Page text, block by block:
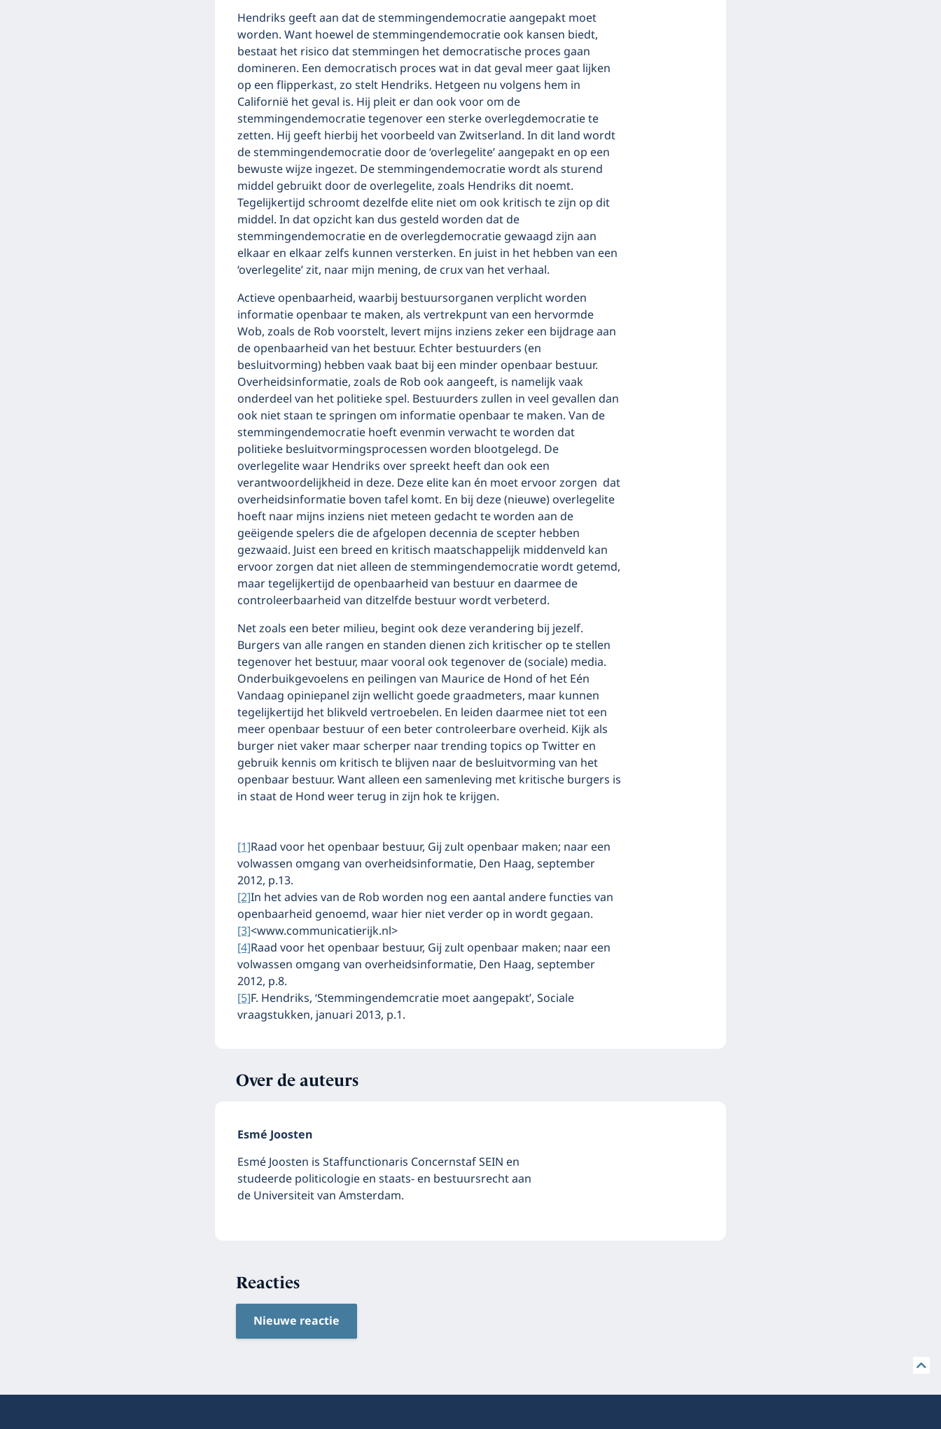
Hendriks geeft aan dat de stemmingendemocratie aangepakt moet
worden. Want hoewel de stemmingendemocratie ook kansen biedt,
bestaat het risico dat stemmingen het democratische proces gaan
domineren. Een democratisch proces wat in dat geval meer gaat lijken
op een flipperkast, zo stelt Hendriks. Hetgeen nu volgens hem in
Californië het geval is. Hij pleit er dan ook voor om de
stemmingendemocratie tegenover een sterke overlegdemocratie te
zetten. Hij geeft hierbij het voorbeeld van Zwitserland. In dit land wordt
de stemmingendemocratie door de ‘overlegelite’ aangepakt en op een
bewuste wijze ingezet. De stemmingendemocratie wordt als sturend
middel gebruikt door de overlegelite, zoals Hendriks dit noemt.
Tegelijkertijd schroomt dezelfde elite niet om ook kritisch te zijn op dit
middel. In dat opzicht kan dus gesteld worden dat de
stemmingendemocratie en de overlegdemocratie gewaagd zijn aan
elkaar en elkaar zelfs kunnen versterken. En juist in het hebben van een
‘overlegelite’ zit, naar mijn mening, de crux van het verhaal.
Actieve openbaarheid, waarbij bestuursorganen verplicht worden
informatie openbaar te maken, als vertrekpunt van een hervormde
Wob, zoals de Rob voorstelt, levert mijns inziens zeker een bijdrage aan
de openbaarheid van het bestuur. Echter bestuurders (en
besluitvorming) hebben vaak baat bij een minder openbaar bestuur.
Overheidsinformatie, zoals de Rob ook aangeeft, is namelijk vaak
onderdeel van het politieke spel. Bestuurders zullen in veel gevallen dan
ook niet staan te springen om informatie openbaar te maken. Van de
stemmingendemocratie hoeft evenmin verwacht te worden dat
politieke besluitvormingsprocessen worden blootgelegd. De
overlegelite waar Hendriks over spreekt heeft dan ook een
verantwoordelijkheid in deze. Deze elite kan én moet ervoor zorgen dat
overheidsinformatie boven tafel komt. En bij deze (nieuwe) overlegelite
hoeft naar mijns inziens niet meteen gedacht te worden aan de
geëigende spelers die de afgelopen decennia de scepter hebben
gezwaaid. Juist een breed en kritisch maatschappelijk middenveld kan
ervoor zorgen dat niet alleen de stemmingendemocratie wordt getemd,
maar tegelijkertijd de openbaarheid van bestuur en daarmee de
controleerbaarheid van ditzelfde bestuur wordt verbeterd.
Net zoals een beter milieu, begint ook deze verandering bij jezelf.
Burgers van alle rangen en standen dienen zich kritischer op te stellen
tegenover het bestuur, maar vooral ook tegenover de (sociale) media.
Onderbuikgevoelens en peilingen van Maurice de Hond of het Eén
Vandaag opiniepanel zijn wellicht goede graadmeters, maar kunnen
tegelijkertijd het blikveld vertroebelen. En leiden daarmee niet tot een
meer openbaar bestuur of een beter controleerbare overheid. Kijk als
burger niet vaker maar scherper naar trending topics op Twitter en
gebruik kennis om kritisch te blijven naar de besluitvorming van het
openbaar bestuur. Want alleen een samenleving met kritische burgers is
in staat de Hond weer terug in zijn hok te krijgen.
[1]Raad voor het openbaar bestuur, Gij zult openbaar maken; naar een
volwassen omgang van overheidsinformatie, Den Haag, september
2012, p.13.
[2]In het advies van de Rob worden nog een aantal andere functies van
openbaarheid genoemd, waar hier niet verder op in wordt gegaan.
[3]<www.communicatierijk.nl>
[4]Raad voor het openbaar bestuur, Gij zult openbaar maken; naar een
volwassen omgang van overheidsinformatie, Den Haag, september
2012, p.8.
[5]F. Hendriks, ‘Stemmingendemcratie moet aangepakt’, Sociale
vraagstukken, januari 2013, p.1.
Over de auteurs
Esmé Joosten
Esmé Joosten is Staffunctionaris Concernstaf SEIN en
studeerde politicologie en staats- en bestuursrecht aan
de Universiteit van Amsterdam.
Reacties
Nieuwe reactie